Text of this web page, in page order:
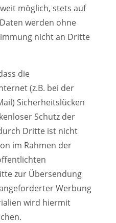
möglich, stets auf
werden ohne
nicht an Dritte
die
(z.B. bei der
Sicherheitslücken
Schutz der
Dritte ist nicht
im Rahmen der
zur Übersendung
Werbung
wird hiermit